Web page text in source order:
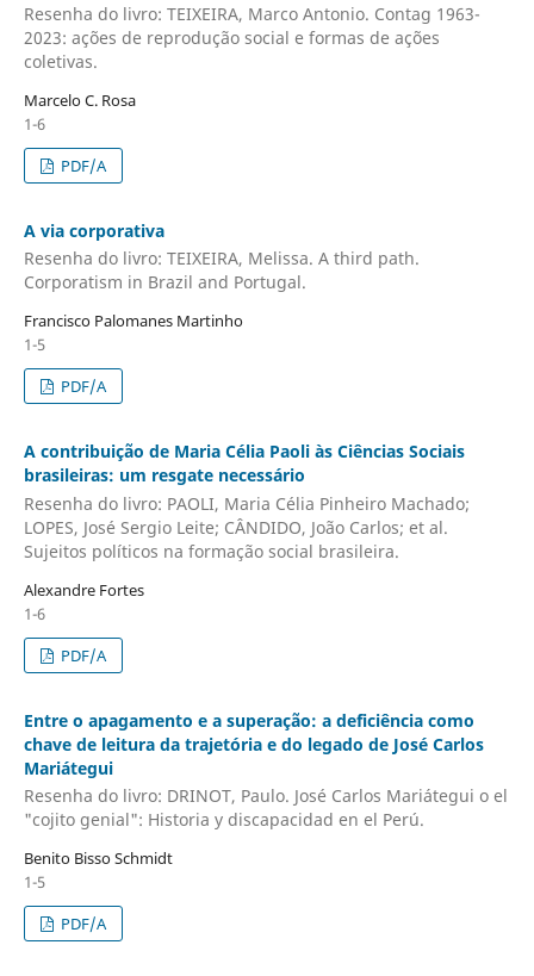
Resenha do livro: TEIXEIRA, Marco Antonio. Contag 1963-
2023: ações de reprodução social e formas de ações
coletivas.
Marcelo C. Rosa
1-6
PDF/A
A via corporativa
Resenha do livro: TEIXEIRA, Melissa. A third path.
Corporatism in Brazil and Portugal.
Francisco Palomanes Martinho
1-5
PDF/A
A contribuição de Maria Célia Paoli às Ciências Sociais
brasileiras: um resgate necessário
Resenha do livro: PAOLI, Maria Célia Pinheiro Machado;
LOPES, José Sergio Leite; CÂNDIDO, João Carlos; et al.
Sujeitos políticos na formação social brasileira.
Alexandre Fortes
1-6
PDF/A
Entre o apagamento e a superação: a deficiência como
chave de leitura da trajetória e do legado de José Carlos
Mariátegui
Resenha do livro: DRINOT, Paulo. José Carlos Mariátegui o el
"cojito genial": Historia y discapacidad en el Perú.
Benito Bisso Schmidt
1-5
PDF/A